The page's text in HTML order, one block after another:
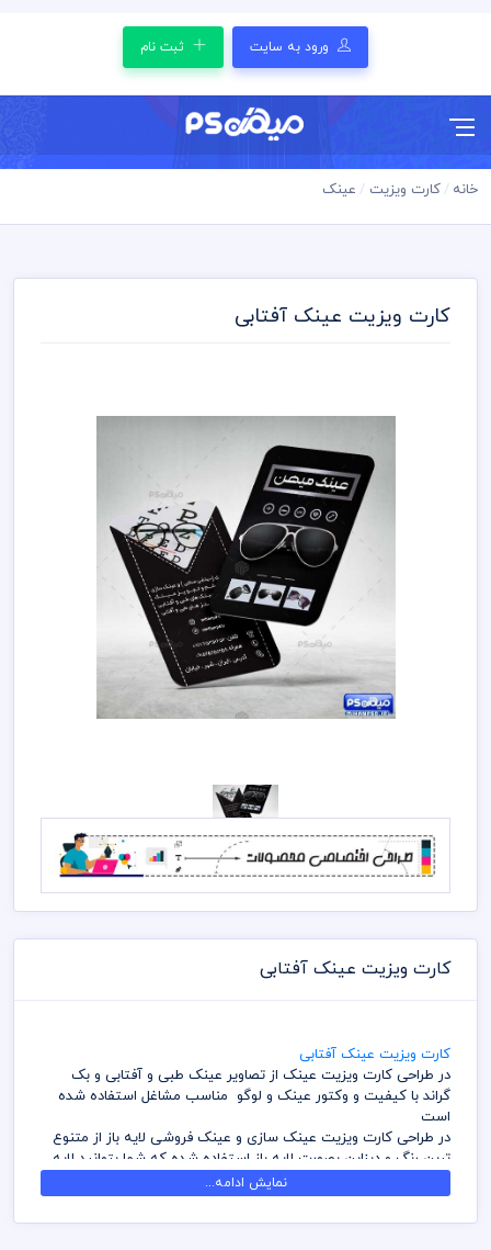
ورود به سایت ثبت نام
خانه کارت ویزیت عینک
کارت ویزیت عینک آفتابی
کارت ویزیت عینک آفتابی
کارت ویزیت عینک آفتابی
در طراحی کارت ویزیت عینک از تصاویر عینک طبی و آفتابی و بک
گراند با کیفیت و وکتور عینک و لوگو مناسب مشاغل استفاده شده
است
در طراحی کارت ویزیت عینک سازی و عینک فروشی لایه باز از متنوع
ترین رنگ و دیزاین بصورت لایه باز استفاده شده که شما بتوانید لایه
های مختلف کارت ویزیت را به سلیقه ویرایش و استفاده نمائید
در طراحی کارت ویزیت میهن پی اس دی از تصاویر و وکتورهای
باکیفیت استفاده شده است برای استفاده و چاپ رعایت نکات زیر
نمایش ادامه...